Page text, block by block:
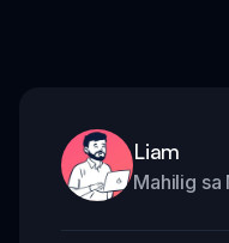
Liam
Mahilig sa